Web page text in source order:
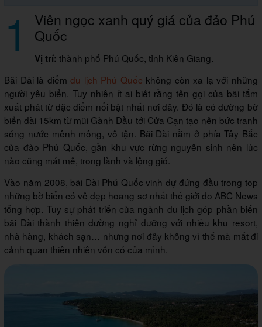
1 Viên ngọc xanh quý giá của đảo Phú
Quốc
Vị trí: thành phố Phú Quốc, tỉnh Kiên Giang.
Bãi Dài là điểmdu lịch Phú Quốc không còn xa lạ với những
người yêu biển. Tuy nhiên ít ai biết rằng tên gọi của bãi tắm
xuất phát từ đặc điểm nổi bật nhất nơi đây. Đó là có đường bờ
biển dài 15km từ mũi Gành Dầu tới Cửa Cạn tạo nên bức tranh
sóng nước mênh mông, vô tận. Bãi Dài nằm ở phía Tây Bắc
của đảo Phú Quốc, gần khu vực rừng nguyên sinh nên lúc
nào cũng mát mẻ, trong lành và lộng gió.
Vào năm 2008, bãi Dài Phú Quốc vinh dự đứng đầu trong top
những bờ biển có vẻ đẹp hoang sơ nhất thế giới do ABC News
tổng hợp. Tuy sự phát triển của ngành du lịch góp phần biến
bãi Dài thành thiên đường nghỉ dưỡng với nhiều khu resort,
nhà hàng, khách sạn… nhưng nơi đây không vì thế mà mất đi
cảnh quan thiên nhiên vốn có của mình.